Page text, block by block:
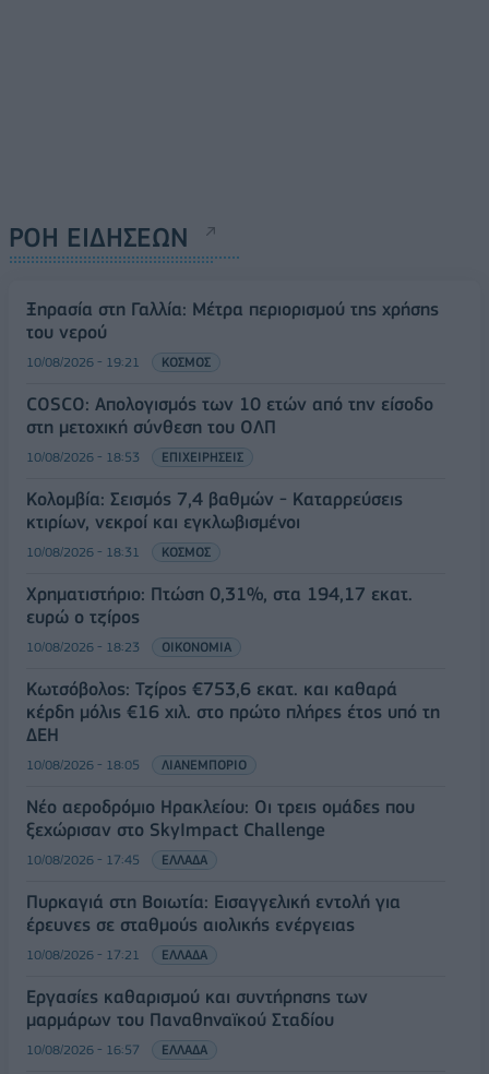
ΡΟΗ ΕΙΔΗΣΕΩΝ
Ξηρασία στη Γαλλία: Μέτρα περιορισμού της χρήσης
του νερού
10/08/2026 - 19:21 ΚΟΣΜΟΣ
COSCO: Απολογισμός των 10 ετών από την είσοδο
στη μετοχική σύνθεση του ΟΛΠ
10/08/2026 - 18:53 ΕΠΙΧΕΙΡΗΣΕΙΣ
Κολομβία: Σεισμός 7,4 βαθμών - Καταρρεύσεις
κτιρίων, νεκροί και εγκλωβισμένοι
10/08/2026 - 18:31 ΚΟΣΜΟΣ
Χρηματιστήριο: Πτώση 0,31%, στα 194,17 εκατ.
ευρώ ο τζίρος
10/08/2026 - 18:23 ΟΙΚΟΝΟΜΙΑ
Κωτσόβολος: Τζίρος €753,6 εκατ. και καθαρά
κέρδη μόλις €16 χιλ. στο πρώτο πλήρες έτος υπό τη
ΔΕΗ
10/08/2026 - 18:05 ΛΙΑΝΕΜΠΟΡΙΟ
Νέο αεροδρόμιο Ηρακλείου: Οι τρεις ομάδες που
ξεχώρισαν στο SkyImpact Challenge
10/08/2026 - 17:45 ΕΛΛΑΔΑ
Πυρκαγιά στη Βοιωτία: Εισαγγελική εντολή για
έρευνες σε σταθμούς αιολικής ενέργειας
10/08/2026 - 17:21 ΕΛΛΑΔΑ
Εργασίες καθαρισμού και συντήρησης των
μαρμάρων του Παναθηναϊκού Σταδίου
10/08/2026 - 16:57 ΕΛΛΑΔΑ